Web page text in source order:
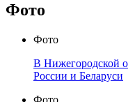
Фото
Фото
В Нижегородской
России и Беларуси